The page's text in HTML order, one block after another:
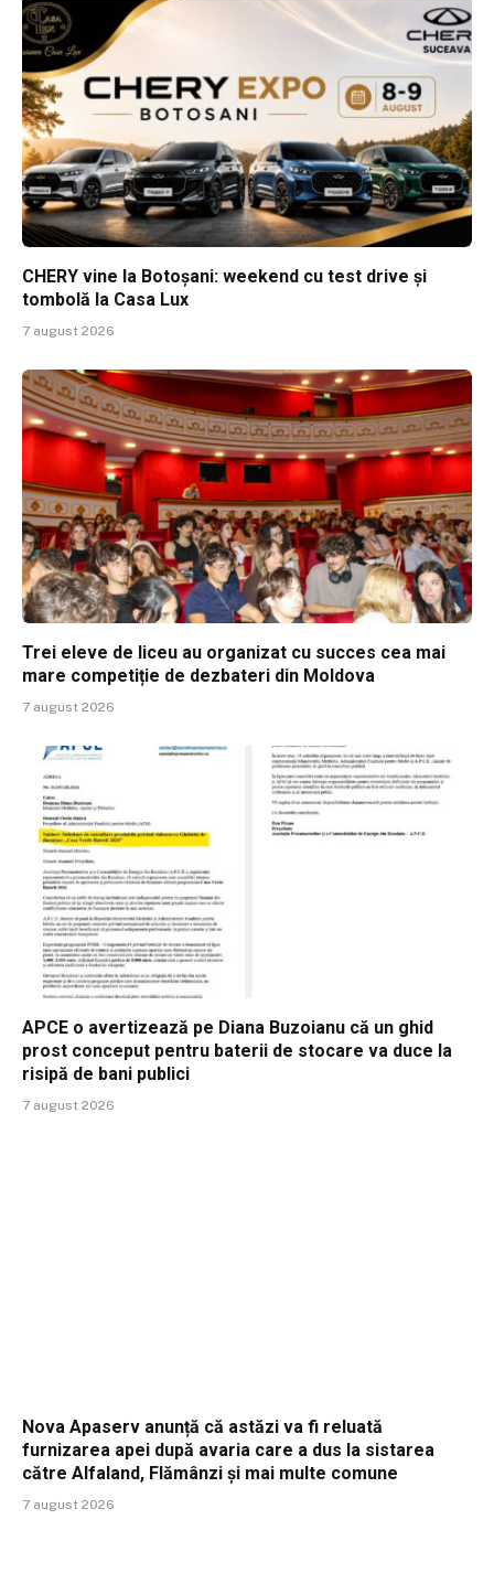
CHERY vine la Botoșani: weekend cu test drive și
tombolă la Casa Lux
7 august 2026
Trei eleve de liceu au organizat cu succes cea mai
mare competiție de dezbateri din Moldova
7 august 2026
APCE o avertizează pe Diana Buzoianu că un ghid
prost conceput pentru baterii de stocare va duce la
risipă de bani publici
7 august 2026
Nova Apaserv anunță că astăzi va fi reluată
furnizarea apei după avaria care a dus la sistarea
către Alfaland, Flămânzi și mai multe comune
7 august 2026